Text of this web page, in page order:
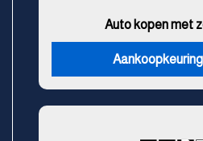
Auto kopen met